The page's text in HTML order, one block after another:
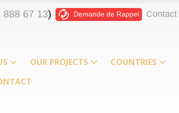
888 67 13) Demande de Rappel Contact
OUR PROJECTS COUNTRIES